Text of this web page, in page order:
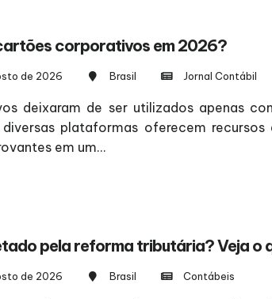
corporativos em 2026?
de 2026 Brasil Jornal Contábil
deixaram de ser utilizados apenas
plataformas oferecem
em um...
pela reforma tributária? Veja o
de 2026 Brasil Contábeis